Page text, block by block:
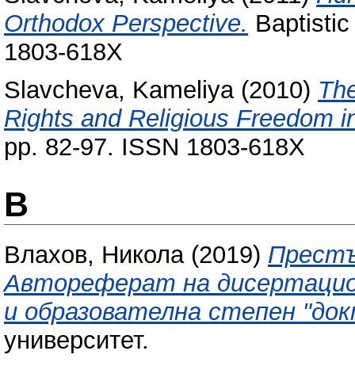
Orthodox Perspective.
1803-618X
Slavcheva, Kameliya(2010)
Rights and Religious Freedom
pp. 82-97. ISSN 1803-618X
В
Влахов, Никола(2019)
Автореферат на
и образователна степен
университет.